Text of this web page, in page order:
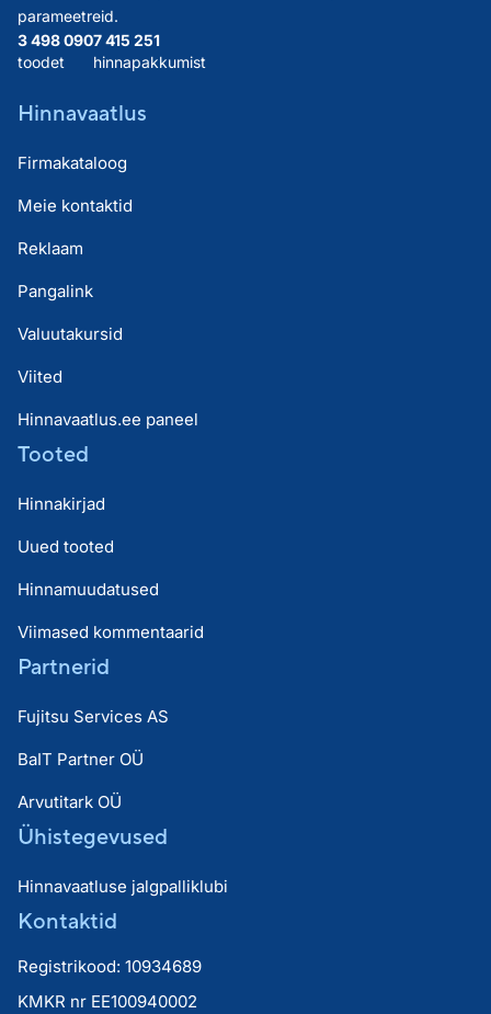
parameetreid.
3 498 090
toodet
7 415 251
hinnapakkumist
Hinnavaatlus
Firmakataloog
Meie kontaktid
Reklaam
Pangalink
Valuutakursid
Viited
Hinnavaatlus.ee paneel
Tooted
Hinnakirjad
Uued tooted
Hinnamuudatused
Viimased kommentaarid
Partnerid
Fujitsu Services AS
BaIT Partner OÜ
Arvutitark OÜ
Ühistegevused
Hinnavaatluse jalgpalliklubi
Kontaktid
Registrikood: 10934689
KMKR nr EE100940002